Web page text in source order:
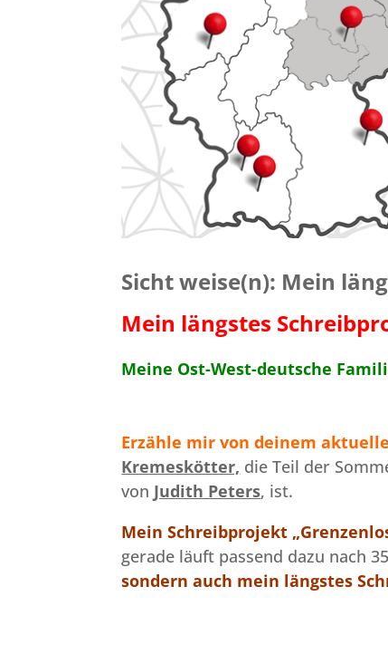
Sicht weise(n): Mein
Mein längstes
Meine Ost-West-deutsche
Erzähle mir von deinem
Kremeskötter, die Teil der
von Judith Peters, ist.
Mein Schreibprojekt
gerade läuft passend dazu nach
sondern auch mein längstes